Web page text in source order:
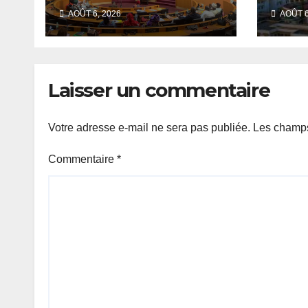
session
extraordinaire
convoquée le 10
d’enquête à l’ordre
AOÛT 6, 2026
du
AOÛT
Laisser un commentaire
Votre adresse e-mail ne sera pas publiée. Les
Commentaire *